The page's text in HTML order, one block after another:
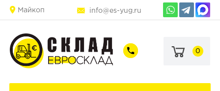
Майкоп info@es-yug.ru
+7
60-
+7
69-
0